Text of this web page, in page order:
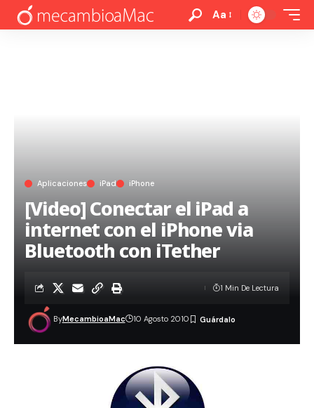
Aa
Aplicaciones iPad iPhone
[Video] Conectar el iPad a
internet con el iPhone via
Bluetooth con iTether
ByMecambioaMac 10 Agosto 2010
1 Min De Lectura